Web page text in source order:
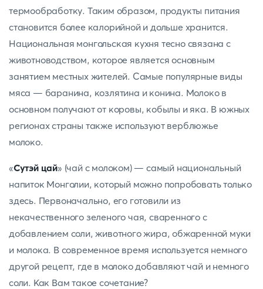
термообработку. Таким образом, продукты питания
становится более калорийной и дольше хранится.
Национальная монгольская кухня тесно связана с
животноводством, которое является основным
занятием местных жителей. Самые популярные виды
мяса — баранина, козлятина и конина. Молоко в
основном получают от коровы, кобылы и яка. В южных
регионах страны также используют верблюжье
молоко.
«Сутэй цай» (чай с молоком) — самый национальный
напиток Монголии, который можно попробовать только
здесь. Первоначально, его готовили из
некачественного зеленого чая, сваренного с
добавлением соли, животного жира, обжаренной муки
и молока. В современное время используется немного
другой рецепт, где в молоко добавляют чай и немного
соли. Как Вам такое сочетание?